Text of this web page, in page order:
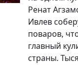
Ренат
Ивлев
поваров,
главный
страны.